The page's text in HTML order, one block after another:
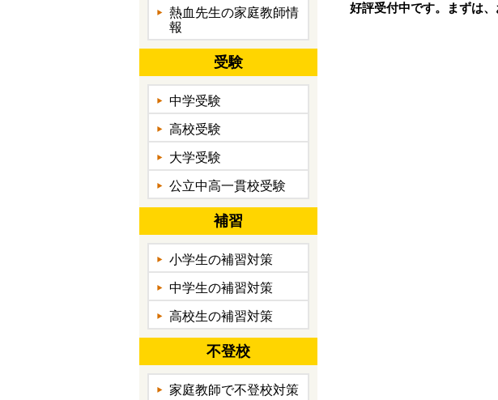
好評受付中です。まずは
熱血先生の家庭教師情
報
受験
中学受験
高校受験
大学受験
公立中高一貫校受験
補習
小学生の補習対策
中学生の補習対策
高校生の補習対策
不登校
家庭教師で不登校対策